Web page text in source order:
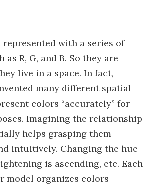
represented with a series of
as R, G, and B. So they are
live in a space. In fact,
many different spatial
colors “accurately” for
Imagining the relationship
helps grasping them
intuitively. Changing the hue
is ascending, etc. Each
model organizes colors